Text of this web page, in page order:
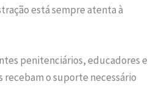
está sempre atenta à
penitenciários, educadores e
o suporte necessário